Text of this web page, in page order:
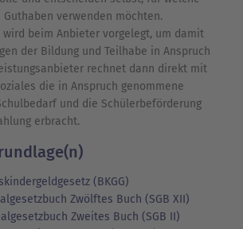
Guthaben verwenden möchten.
beim Anbieter vorgelegt, um damit
der Bildung und Teilhabe in Anspruch
rechnet dann direkt mit
die in Anspruch genommene
und die Schülerbeförderung
erbracht.
(BKGG)
Zwölftes Buch (SGB XII)
Zweites Buch (SGB II)